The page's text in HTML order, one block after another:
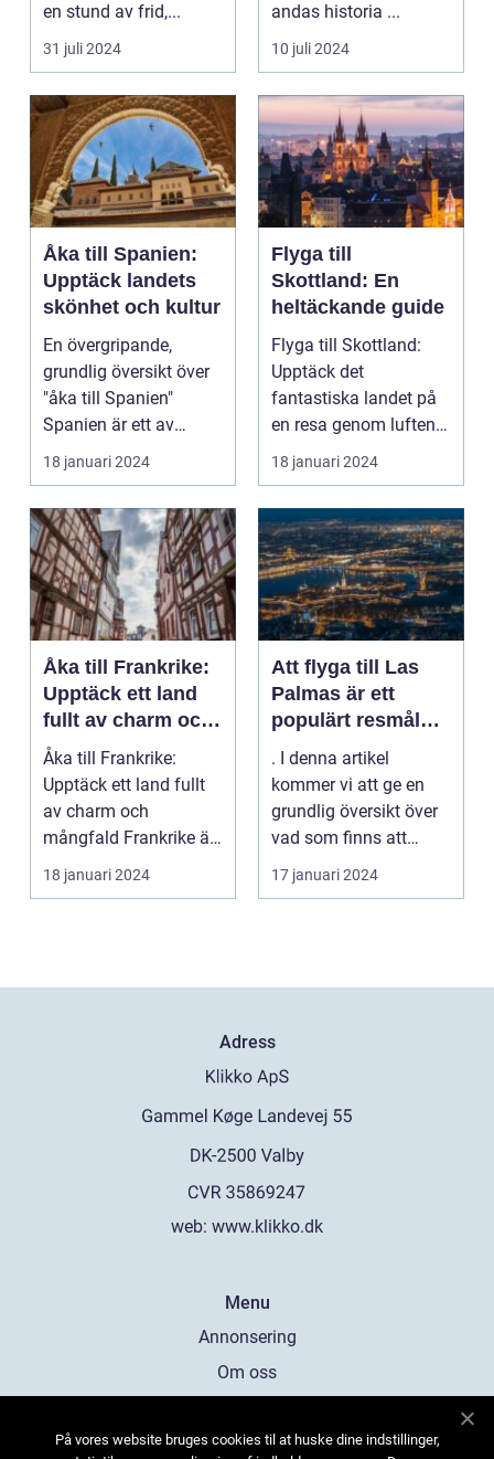
en stund av frid,...
31 juli 2024
andas historia ...
10 juli 2024
Åka till Spanien:
Upptäck landets
skönhet och kultur
En övergripande,
grundlig översikt över
"åka till Spanien"
Spanien är ett av
Europas mest
populära ...
18 januari 2024
Flyga till
Skottland: En
heltäckande guide
Flyga till Skottland:
Upptäck det
fantastiska landet på
en resa genom luften
Introduktion: Att flyg...
18 januari 2024
Åka till Frankrike:
Upptäck ett land
fullt av charm och
mångfald
Åka till Frankrike:
Upptäck ett land fullt
av charm och
mångfald Frankrike är
ett land som fasciner...
18 januari 2024
Att flyga till Las
Palmas är ett
populärt resmål
för många
resenärer, som
dras till de vackra
stränderna, det
och den
avslappnade
. I denna artikel
kommer vi att ge en
grundlig översikt över
vad som finns att
upptäcka när man
flyg...
17 januari 2024
Adress
web: www.klikko.dk
Menu
Annonsering
Om oss
Kontakta oss
På vores website bruges cookies til at huske dine indstillinger,